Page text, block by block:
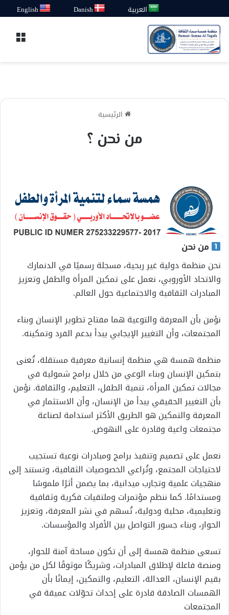
العربية Danish
English
الرئيسية
من نحن ؟
من نحن
نحن منظمة دولية غير ربحية، مسجلة رسميًا في الدنمارك
والاتحاد الأوروبي، نعمل على تمكين المرأة والطفل وتعزيز
المبادرات الثقافية والاجتماعية حول العالم.
نؤمن بأن المعرفة والتوعية هما مفتاح تطوير الإنسان وبناء
المجتمعات، وأن التغيير الإيجابي يبدأ بدعم الفرد وتمكينه.
منظمة همسة هي منظمة إنسانية معرفية مستقلة، تُعنى
بتمكين الإنسان وبناء الوعي من خلال برامج شمولية في
مجالات تمكين المرأة، تنمية الطفل، التعليم، والثقافة. نؤمن
بأن التغيير الحقيقي يبدأ من الإنسان، وأن الاستثمار في
المعرفة والتمكين هو الطريق الأكثر استدامة لصناعة
مجتمعات واعية وقادرة على النهوض.
نعمل على تصميم وتنفيذ برامج ومبادرات نوعية تستجيب
لاحتياجات المجتمع، وتُراعي الخصوصيات الثقافية، وتستند إلى
منهجيات علمية وتجارب ميدانية، بما يضمن أثرًا ملموسًا
ومستدامًا. كما ننظم مؤتمرات وملتقيات فكرية وثقافية
وتعليمية، محلية ودولية، تُسهم في نشر المعرفة، وتعزيز
الحوار، وبناء جسور التواصل بين الأفراد والمؤسسات.
تسعى منظمة همسة إلى أن تكون مساحة آمنة للحوار،
ومنصة فاعلة لإطلاق المبادرات، وشريكًا موثوقًا لكل من يؤمن
بقيم الإنسان، العدالة، التعليم، والتمكين، إيمانًا بأن
الهمسات الصادقة قادرة على إحداث تحوّلات عميقة في
المجتمعات